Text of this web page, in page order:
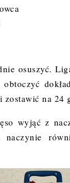
osuszyć.
na 24
wyjąć z
naczynie